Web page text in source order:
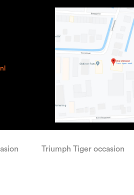
Triumph Tiger occasion